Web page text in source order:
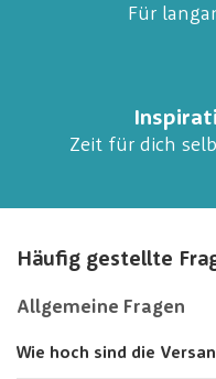
Für
Zeit für dich
Häufig gestellte
Allgemeine Fragen
Wie hoch sind die